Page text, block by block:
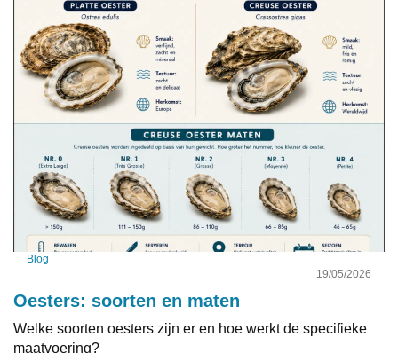
Blog
19/05/2026
Oesters: soorten en maten
Welke soorten oesters zijn er en hoe werkt de specifieke
maatvoering?